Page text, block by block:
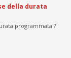
della durata
programmata ?